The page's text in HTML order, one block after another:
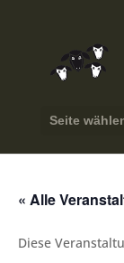
Seite
« Alle
Diese